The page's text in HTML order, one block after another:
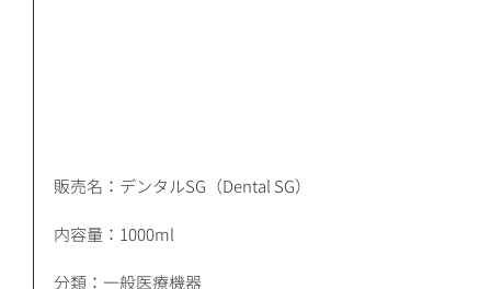
販売名：デンタルSG（Dental SG）
内容量：1000ml
分類：一般医療機器